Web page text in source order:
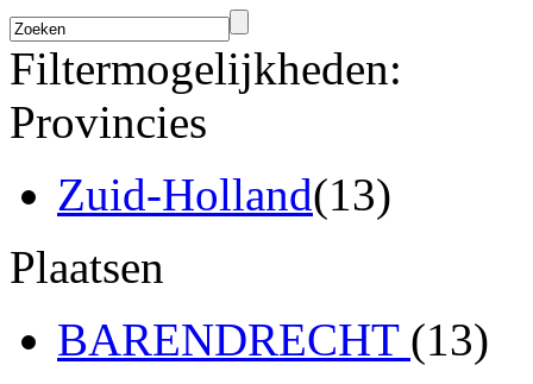
Filtermogelijkheden:
Provincies
Zuid-Holland(13)
Plaatsen
BARENDRECHT (13)